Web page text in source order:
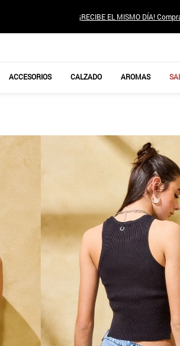
¡RECIBE EL MISMO DÍA!
ACCESORIOS CALZADO AROMAS
4.
5.
botas
6.
botin
7.
cafe
8 .
9 .
aros
blanco